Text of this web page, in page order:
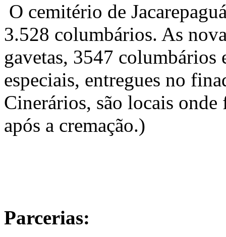
O cemitério de
3.528 columbários. As
gavetas, 3547 columbários
especiais, entregues no
Cinerários, são locais onde
após a cremação.)
Parcerias: